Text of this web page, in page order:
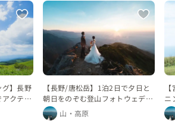
グ】長野
クティ
【長野/唐松岳】1泊2日で夕日と
朝日をのぞむ登山フォトウェディ
ング 山・高原
ニ
と